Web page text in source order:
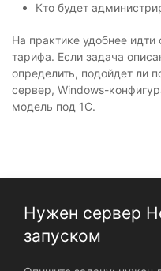
Кто будет
На практике удобнее идти
тарифа. Если задача
определить, подойдет ли
сервер, Windows-
модель под 1С.
Нужен сервер
запуском